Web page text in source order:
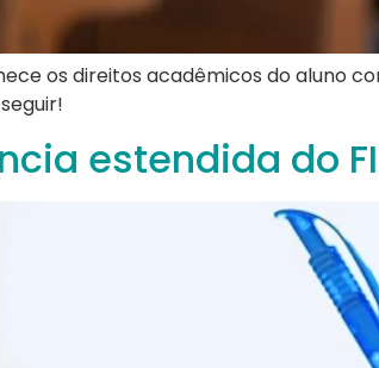
os direitos acadêmicos do aluno
estendida do